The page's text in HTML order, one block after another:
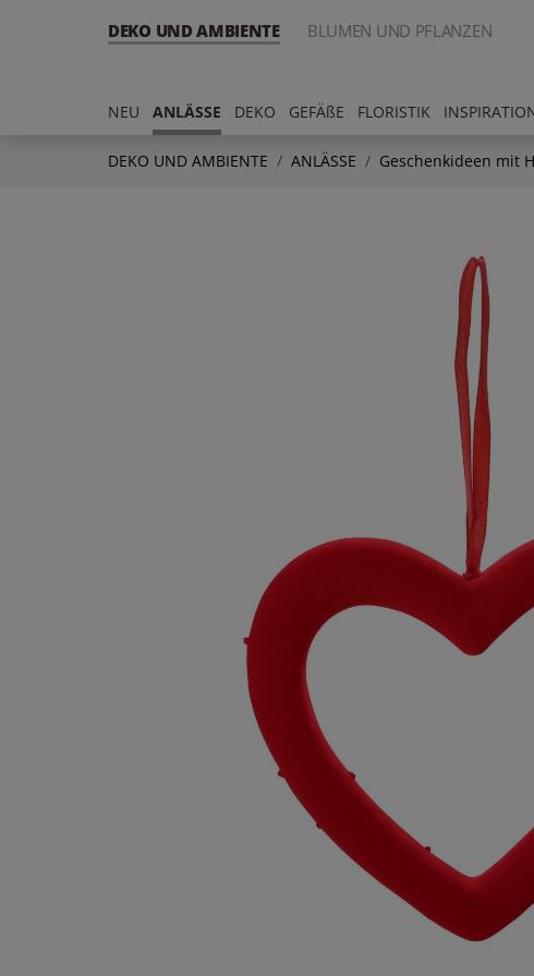
DEKO UND AMBIENTE BLUMEN UND PFLANZEN
NEU ANLÄSSE DEKO GEFÄßE FLORISTIK
DEKO UND AMBIENTE ANLÄSSE Geschenkideen mit